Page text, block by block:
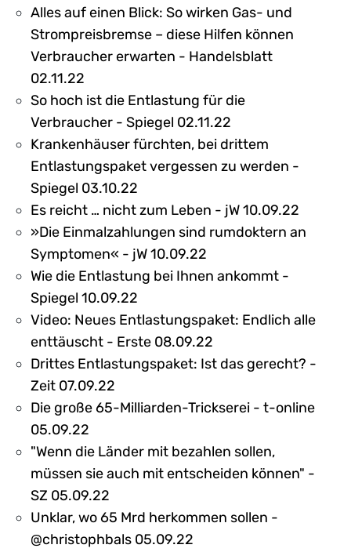
Alles auf einen Blick: So wirken Gas- und
Strompreisbremse – diese Hilfen können
Verbraucher erwarten - Handelsblatt
02.11.22
So hoch ist die Entlastung für die
Verbraucher - Spiegel 02.11.22
Krankenhäuser fürchten, bei drittem
Entlastungspaket vergessen zu werden -
Spiegel 03.10.22
Es reicht … nicht zum Leben - jW 10.09.22
»Die Einmalzahlungen sind rumdoktern an
Symptomen« - jW 10.09.22
Wie die Entlastung bei Ihnen ankommt -
Spiegel 10.09.22
Video: Neues Entlastungspaket: Endlich alle
enttäuscht - Erste 08.09.22
Drittes Entlastungspaket: Ist das gerecht? -
Zeit 07.09.22
Die große 65-Milliarden-Trickserei - t-online
05.09.22
"Wenn die Länder mit bezahlen sollen,
müssen sie auch mit entscheiden können" -
SZ 05.09.22
Unklar, wo 65 Mrd herkommen sollen -
@christophbals 05.09.22